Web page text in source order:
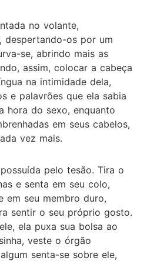
no volante,
despertando-os por um
se, abrindo mais as
assim, colocar a cabeça
na intimidade dela,
e palavrões que ela sabia
hora do sexo, enquanto
em seus cabelos,
vez mais.
pelo tesão. Tira o
e senta em seu colo,
em seu membro duro,
sentir o seu próprio gosto.
ela puxa sua bolsa ao
veste o órgão
senta-se sobre ele,